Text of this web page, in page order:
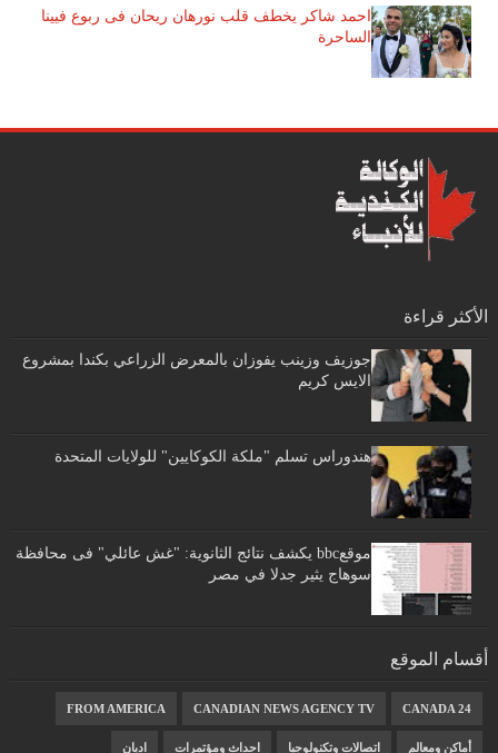
احمد شاكر يخطف قلب نورهان ريحان فى ربوع فيينا
الساحرة
الأكثر قراءة
جوزيف وزينب يفوزان بالمعرض الزراعي بكندا بمشروع
الايس كريم
هندوراس تسلم "ملكة الكوكايين" للولايات المتحدة
موقعbbc يكشف نتائج الثانوية: "غش عائلي" فى محافظة
سوهاج يثير جدلا في مصر
أقسام الموقع
CANADA 24
CANADIAN NEWS AGENCY TV
FROM AMERICA
أماكن ومعالم اتصالات وتكنولوجيا احداث ومؤتمرات اديان